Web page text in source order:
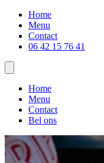
Home
Menu
Contact
06 42 15 76 41
Home
Menu
Contact
Bel ons